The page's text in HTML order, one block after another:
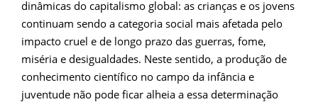
dinâmicas do capitalismo global: as crianças e os jovens
continuam sendo a categoria social mais afetada pelo
impacto cruel e de longo prazo das guerras, fome,
miséria e desigualdades. Neste sentido, a produção de
conhecimento científico no campo da infância e
juventude não pode ficar alheia a essa determinação